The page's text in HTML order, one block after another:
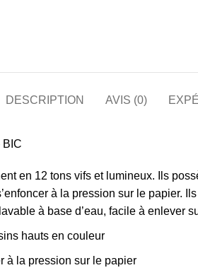
DESCRIPTION AVIS (0)
BIC
en 12 tons vifs et lumineux. Ils
à la pression sur le papier.
à base d’eau, facile à enlever
hauts en couleur
à la pression sur le papier